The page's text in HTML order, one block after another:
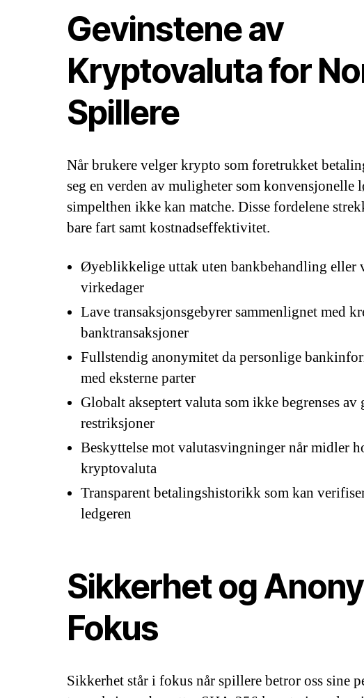
Gevinstene av
Kryptovaluta for
Spillere
Når brukere velger krypto som foretrukket
seg en verden av muligheter som konvensjonelle
simpelthen ikke kan matche. Disse fordelene
bare fart samt kostnadseffektivitet.
Øyeblikkelige uttak uten bankbehandling eller
virkedager
Lave transaksjonsgebyrer sammenlignet med
banktransaksjoner
Fullstendig anonymitet da personlige
med eksterne parter
Globalt akseptert valuta som ikke begrenses av
restriksjoner
Beskyttelse mot valutasvingninger når midler
kryptovaluta
Transparent betalingshistorikk som kan
ledgeren
Sikkerhet og
Fokus
Sikkerhet står i fokus når spillere betror oss sine